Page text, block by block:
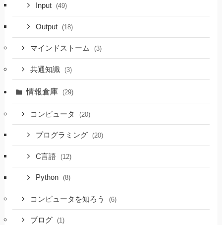
Input (49)
Output (18)
マインドストーム (3)
共通知識 (3)
情報倉庫 (29)
コンピュータ (20)
プログラミング (20)
C言語 (12)
Python (8)
コンピュータを知ろう (6)
ブログ (1)